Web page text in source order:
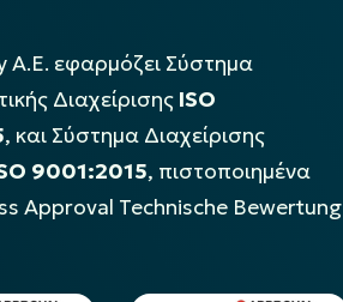
Α.Ε. εφαρμόζει Σύστημα
Διαχείρισης ISO
, και Σύστημα Διαχείρισης
9001:2015, πιστοποιημένα
Approval Technische Bewertung